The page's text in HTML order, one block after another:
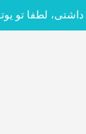
لطفا تو